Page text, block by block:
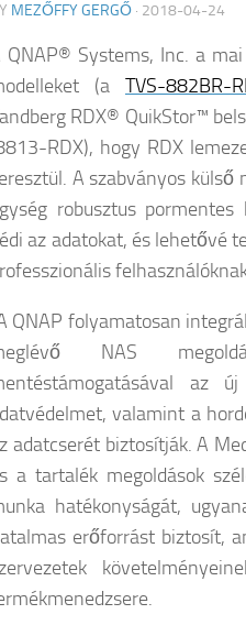
MEZŐFFY GERGŐ · 2018-04-24
QNAP® Systems, Inc. a
(a TVS-882BR-
RDX® QuikStor™
RDX), hogy RDX
A szabványos külső
robusztus
az adatokat, és lehetővé
QNAP folyamatosan
NAS
az
valamint a
adatcserét biztosítják. A
a tartalék megoldások
hatékonyságát,
erőforrást biztosít,